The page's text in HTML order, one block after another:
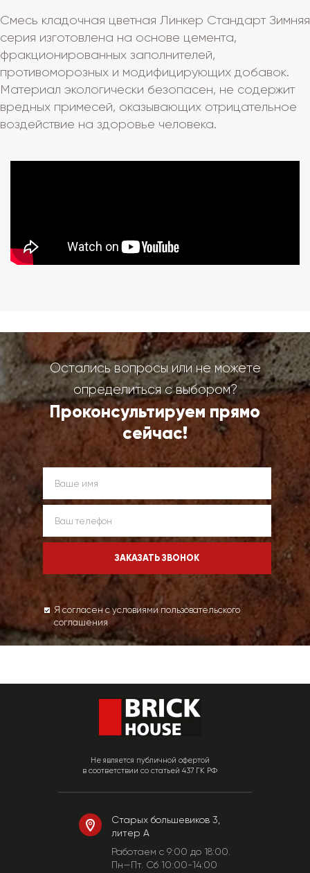
Смесь кладочная цветная Линкер Стандарт Зимняя
серия изготовлена на основе цемента,
фракционированных заполнителей,
противоморозных и модифицирующих добавок.
Материал экологически безопасен, не содержит
вредных примесей, оказывающих отрицательное
воздействие на здоровье человека.
Остались вопросы или не можете
определиться с выбором?
Проконсультируем прямо
сейчас!
Я согласен с условиями пользовательского
соглашения
Не является публичной офертой
в соответствии со статьей 437 ГК РФ
Старых большевиков 3,
литер А
Работаем c 9:00 до 18:00.
Пн—Пт. Сб 10:00-14:00